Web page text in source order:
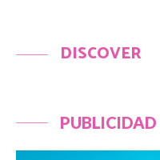
DISCOVER
PUBLICIDAD